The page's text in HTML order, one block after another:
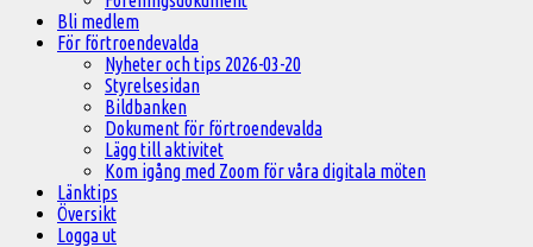
Bli medlem
För förtroendevalda
Nyheter och tips 2026-03-20
Styrelsesidan
Bildbanken
Dokument för förtroendevalda
Lägg till aktivitet
Kom igång med Zoom för våra digitala möten
Länktips
Översikt
Logga ut